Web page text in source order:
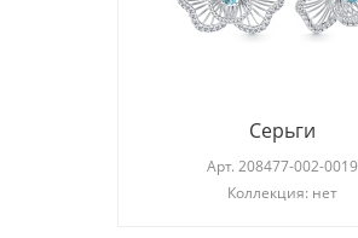
Серьги
Арт. 208477-002-0019
Коллекция: нет